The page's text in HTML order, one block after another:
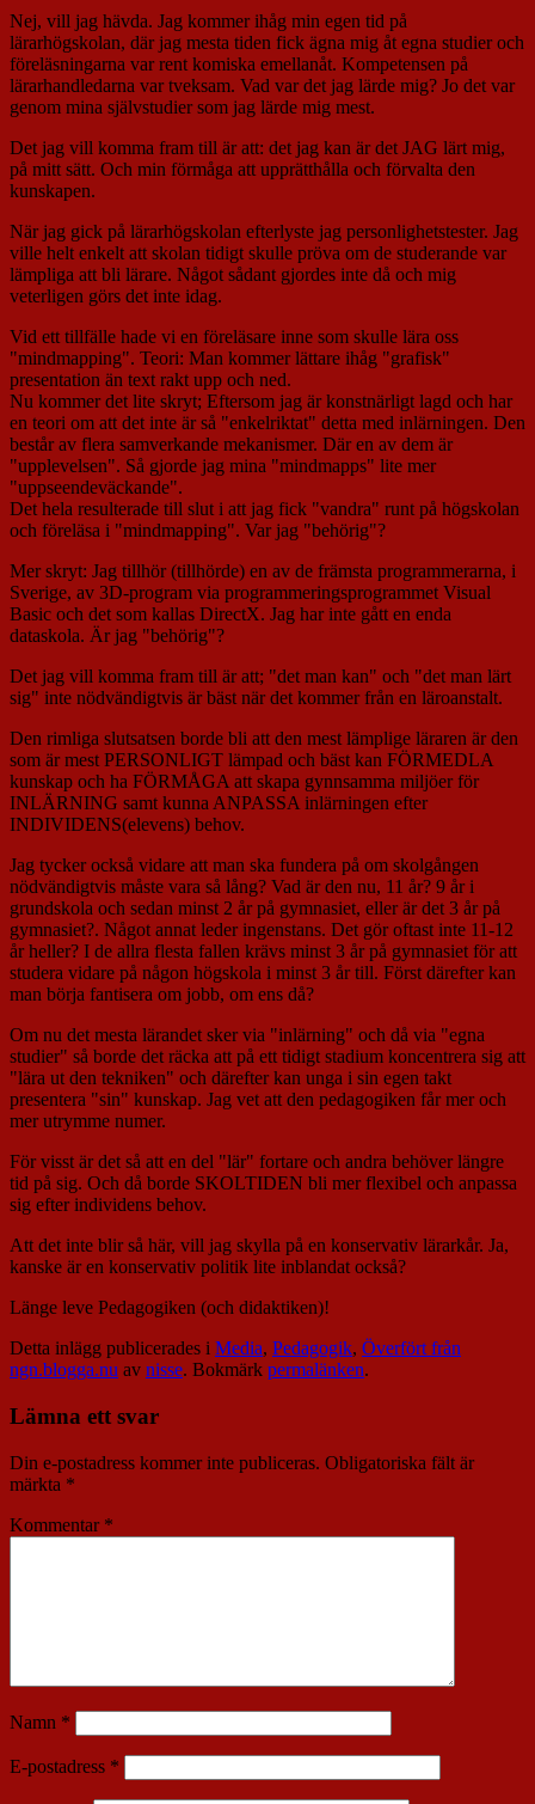
Nej, vill jag hävda. Jag kommer ihåg min egen tid på
lärarhögskolan, där jag mesta tiden fick ägna mig åt egna studier och
föreläsningarna var rent komiska emellanåt. Kompetensen på
lärarhandledarna var tveksam. Vad var det jag lärde mig? Jo det var
genom mina självstudier som jag lärde mig mest.
Det jag vill komma fram till är att: det jag kan är det JAG lärt mig,
på mitt sätt. Och min förmåga att upprätthålla och förvalta den
kunskapen.
När jag gick på lärarhögskolan efterlyste jag personlighetstester. Jag
ville helt enkelt att skolan tidigt skulle pröva om de studerande var
lämpliga att bli lärare. Något sådant gjordes inte då och mig
veterligen görs det inte idag.
Vid ett tillfälle hade vi en föreläsare inne som skulle lära oss
"mindmapping". Teori: Man kommer lättare ihåg "grafisk"
presentation än text rakt upp och ned.
Nu kommer det lite skryt; Eftersom jag är konstnärligt lagd och har
en teori om att det inte är så "enkelriktat" detta med inlärningen. Den
består av flera samverkande mekanismer. Där en av dem är
"upplevelsen". Så gjorde jag mina "mindmapps" lite mer
"uppseendeväckande".
Det hela resulterade till slut i att jag fick "vandra" runt på högskolan
och föreläsa i "mindmapping". Var jag "behörig"?
Mer skryt: Jag tillhör (tillhörde) en av de främsta programmerarna, i
Sverige, av 3D-program via programmeringsprogrammet Visual
Basic och det som kallas DirectX. Jag har inte gått en enda
dataskola. Är jag "behörig"?
Det jag vill komma fram till är att; "det man kan" och "det man lärt
sig" inte nödvändigtvis är bäst när det kommer från en läroanstalt.
Den rimliga slutsatsen borde bli att den mest lämplige läraren är den
som är mest PERSONLIGT lämpad och bäst kan FÖRMEDLA
kunskap och ha FÖRMÅGA att skapa gynnsamma miljöer för
INLÄRNING samt kunna ANPASSA inlärningen efter
INDIVIDENS(elevens) behov.
Jag tycker också vidare att man ska fundera på om skolgången
nödvändigtvis måste vara så lång? Vad är den nu, 11 år? 9 år i
grundskola och sedan minst 2 år på gymnasiet, eller är det 3 år på
gymnasiet?. Något annat leder ingenstans. Det gör oftast inte 11-12
år heller? I de allra flesta fallen krävs minst 3 år på gymnasiet för att
studera vidare på någon högskola i minst 3 år till. Först därefter kan
man börja fantisera om jobb, om ens då?
Om nu det mesta lärandet sker via "inlärning" och då via "egna
studier" så borde det räcka att på ett tidigt stadium koncentrera sig att
"lära ut den tekniken" och därefter kan unga i sin egen takt
presentera "sin" kunskap. Jag vet att den pedagogiken får mer och
mer utrymme numer.
För visst är det så att en del "lär" fortare och andra behöver längre
tid på sig. Och då borde SKOLTIDEN bli mer flexibel och anpassa
sig efter individens behov.
Att det inte blir så här, vill jag skylla på en konservativ lärarkår. Ja,
kanske är en konservativ politik lite inblandat också?
Länge leve Pedagogiken (och didaktiken)!
Detta inlägg publicerades i Media, Pedagogik, Överfört från
ngn.blogga.nu av nisse. Bokmärk permalänken.
Lämna ett svar
Din e-postadress kommer inte publiceras. Obligatoriska fält är
märkta *
Kommentar *
Namn *
E-postadress *